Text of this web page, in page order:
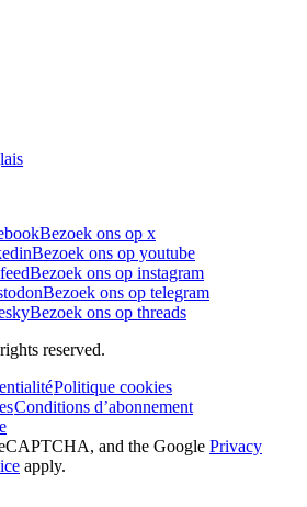
Bezoek ons op x
Bezoek ons op youtube
Bezoek ons op instagram
Bezoek ons op telegram
Bezoek ons op threads
reserved.
Politique cookies
Conditions d’abonnement
and the Google Privacy
apply.